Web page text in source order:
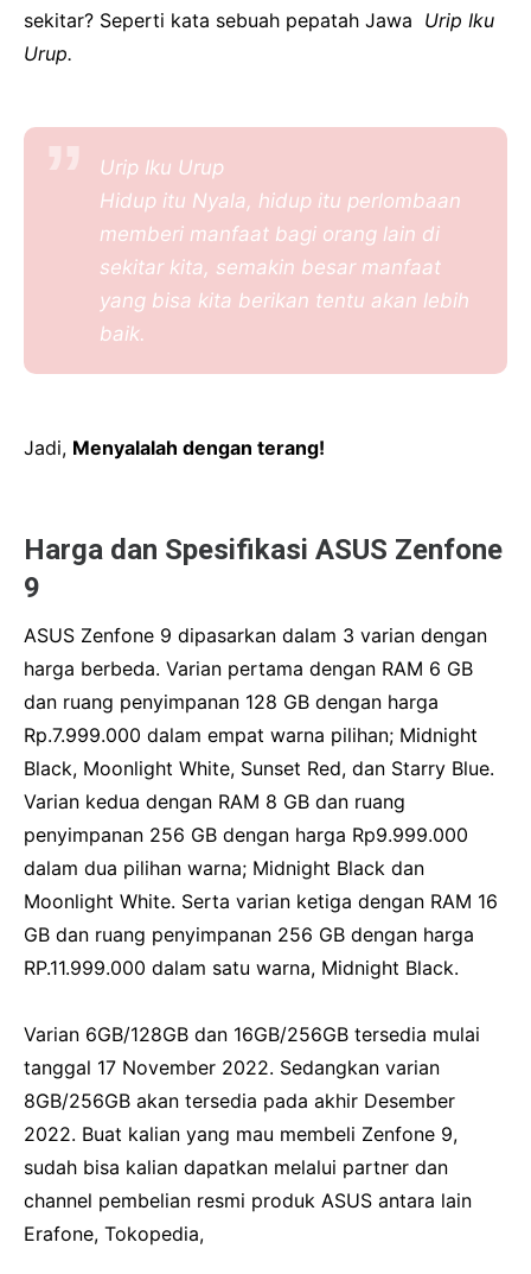
sekitar? Seperti kata sebuah pepatah Jawa Urip Iku
Urup.
Urip Iku Urup
Hidup itu Nyala, hidup itu perlombaan
memberi manfaat bagi orang lain di
sekitar kita, semakin besar manfaat
yang bisa kita berikan tentu akan lebih
baik.
Jadi, Menyalalah dengan terang!
Harga dan Spesifikasi ASUS Zenfone
9
ASUS Zenfone 9 dipasarkan dalam 3 varian dengan
harga berbeda. Varian pertama dengan RAM 6 GB
dan ruang penyimpanan 128 GB dengan harga
Rp.7.999.000 dalam empat warna pilihan; Midnight
Black, Moonlight White, Sunset Red, dan Starry Blue.
Varian kedua dengan RAM 8 GB dan ruang
penyimpanan 256 GB dengan harga Rp9.999.000
dalam dua pilihan warna; Midnight Black dan
Moonlight White. Serta varian ketiga dengan RAM 16
GB dan ruang penyimpanan 256 GB dengan harga
RP.11.999.000 dalam satu warna, Midnight Black.
Varian 6GB/128GB dan 16GB/256GB tersedia mulai
tanggal 17 November 2022. Sedangkan varian
8GB/256GB akan tersedia pada akhir Desember
2022. Buat kalian yang mau membeli Zenfone 9,
sudah bisa kalian dapatkan melalui partner dan
channel pembelian resmi produk ASUS antara lain
Erafone, Tokopedia,